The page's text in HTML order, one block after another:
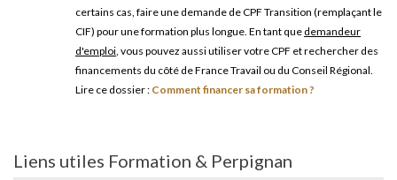
certains cas, faire une demande de CPF Transition (remplaçant le
CIF) pour une formation plus longue. En tant que demandeur
d'emploi, vous pouvez aussi utiliser votre CPF et rechercher des
financements du côté de France Travail ou du Conseil Régional.
Lire ce dossier : Comment financer sa formation ?
Liens utiles Formation & Perpignan